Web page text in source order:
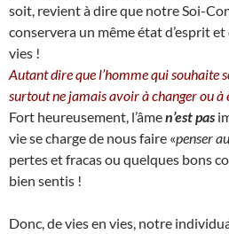
soit, revient à dire que notre Soi-
conservera un même état d’esprit
vies !
Autant dire que l’homme qui souhaite
surtout ne jamais avoir à changer ou à
Fort heureusement, l’âmen’est pas
vie se charge de nous faire «penser
pertes et fracas ou quelques bons
bien sentis !
Donc, de vies en vies, notre